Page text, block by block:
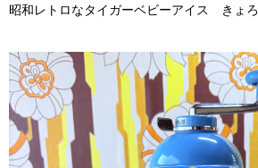
昭和レトロなタイガーベビーアイス きょ